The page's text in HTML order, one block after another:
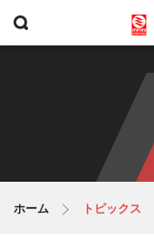
ホーム トピックス